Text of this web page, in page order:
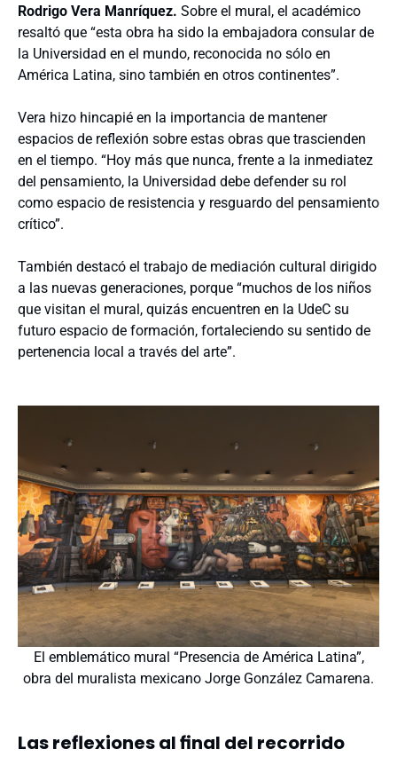
Rodrigo Vera Manríquez. Sobre el mural, el académico
resaltó que “esta obra ha sido la embajadora consular de
la Universidad en el mundo, reconocida no sólo en
América Latina, sino también en otros continentes”.
Vera hizo hincapié en la importancia de mantener
espacios de reflexión sobre estas obras que trascienden
en el tiempo. “Hoy más que nunca, frente a la inmediatez
del pensamiento, la Universidad debe defender su rol
como espacio de resistencia y resguardo del pensamiento
crítico”.
También destacó el trabajo de mediación cultural dirigido
a las nuevas generaciones, porque “muchos de los niños
que visitan el mural, quizás encuentren en la UdeC su
futuro espacio de formación, fortaleciendo su sentido de
pertenencia local a través del arte”.
El emblemático mural “Presencia de América Latina”,
obra del muralista mexicano Jorge González Camarena.
Las reflexiones al final del recorrido